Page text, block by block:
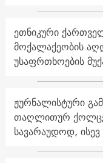
ეთნიკური
მოქალაქეობის
უსაფრთხოების
ჟურნალისტური
თაღლითურ
სავარაუდოდ, ისევ